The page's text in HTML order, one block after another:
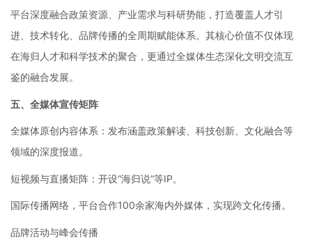
平台深度融合政策资源、产业需求与科研势能，打造覆盖人才引
进、技术转化、品牌传播的全周期赋能体系。其核心价值不仅体现
在海归人才和科学技术的聚合，更通过全媒体生态深化文明交流互
鉴的融合发展。
五、全媒体宣传矩阵
全媒体原创内容体系：发布涵盖政策解读、科技创新、文化融合等
领域的深度报道。
短视频与直播矩阵：开设“海归说”等IP。
国际传播网络，平台合作100余家海内外媒体，实现跨文化传播。
品牌活动与峰会传播